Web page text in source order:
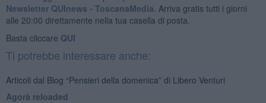
Newsletter QUInews - ToscanaMedia. Arriva gratis tutti i giorni
alle 20:00 direttamente nella tua casella di posta.
Basta cliccare QUI
Ti potrebbe interessare anche:
Articoli dal Blog “Pensieri della domenica” di Libero Venturi
​Agorà reloaded